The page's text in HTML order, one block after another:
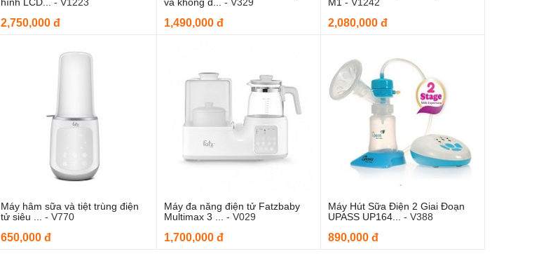
2,750,000 đ 1,490,000 đ 2,080,000 đ
Thêm vào giỏ hàng
Máy hâm sữa và tiệt trùng điện
tử siêu ... - V770
650,000 đ
Thêm vào giỏ hàng
Máy đa năng điện tử Fatzbaby
Multimax 3 ...-V029
1,700,000 đ
Thêm vào giỏ hàng
Máy Hút Sữa Điện 2 Giai Đoạn
UPASS UP164...-V388
890,000 đ